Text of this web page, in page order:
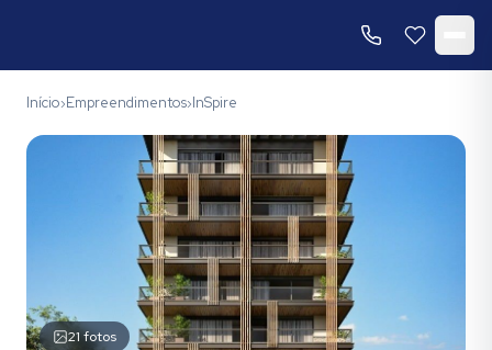
Início›Empreendimentos›InSpire
21fotos